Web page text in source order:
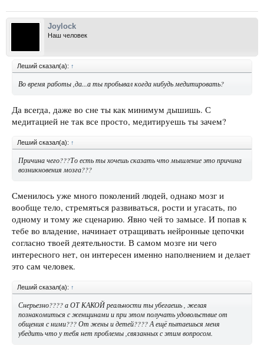
Joylock
Наш человек
Леший сказал(а): ↑
Во время работы ,да...а ты пробывал когда нибудь медитировать?
Да всегда, даже во сне ты как минимум дышишь. С
медитацией не так все просто, медитируешь ты зачем?
Леший сказал(а): ↑
Причина чего???То есть ты хочешь сказать что мышление это причина
возникновения мозга???
Сменилось уже много поколений людей, однако мозг и
вообще тело, стремяться развиваться, рости и угасать, по
одному и тому же сценарию. Явно чей то замысе. И попав к
тебе во владение, начинает отращивать нейронные цепочки
согласно твоей деятельности. В самом мозге ни чего
интересного нет, он интересен именно наполнением и делает
это сам человек.
Леший сказал(а): ↑
Снерьезно???? а ОТ КАКОЙ реальности ты убегаешь , желая
познакомиться с женщинами и при этом получать удовольствие от
общения с ними??? От жены и детей???? А ещё пытаешься меня
убедить что у тебя нет проблемы ,связанных с этим вопросом.